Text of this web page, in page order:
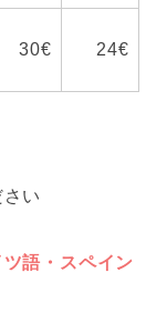
30€ 24€
い
語・スペイン